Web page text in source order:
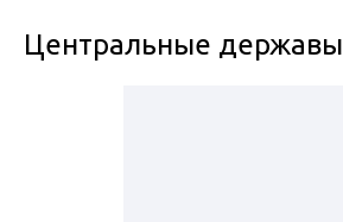
Центральные державы